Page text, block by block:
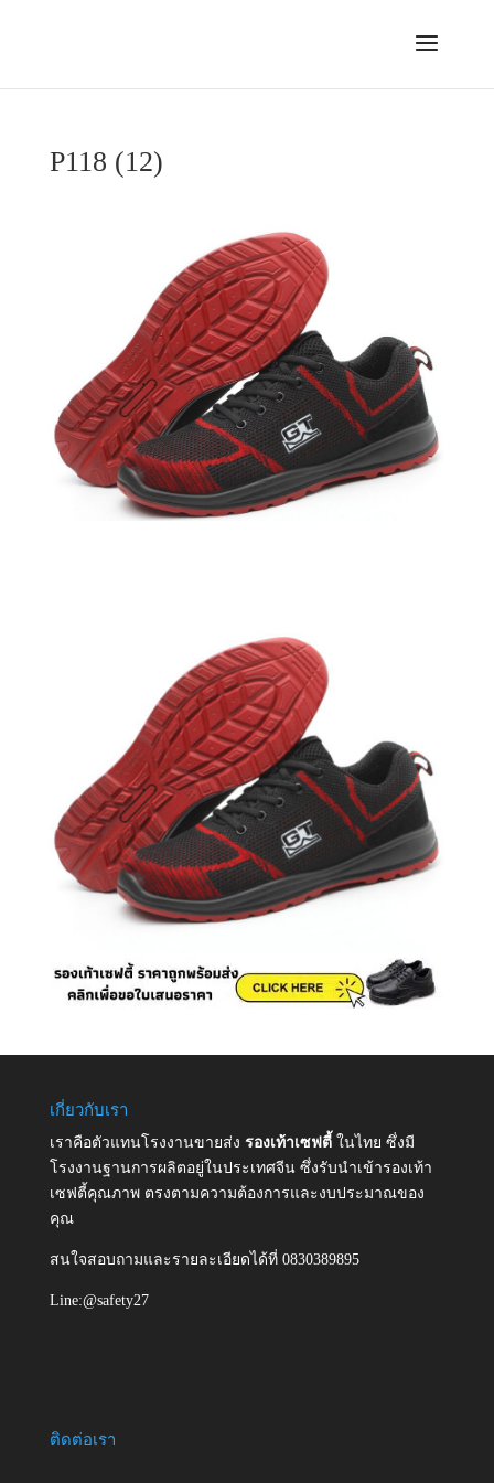
P118 (12)
เกี่ยวกับเรา
เราคือตัวแทนโรงงานขายส่ง รองเท้าเซฟตี้ ในไทย ซึ่งมี
โรงงานฐานการผลิตอยู่ในประเทศจีน ซึ่งรับนำเข้ารองเท้า
เซฟตี้คุณภาพ ตรงตามความต้องการและงบประมาณของ
คุณ
สนใจสอบถามและรายละเอียดได้ที่ 0830389895
Line:@safety27
ติดต่อเรา